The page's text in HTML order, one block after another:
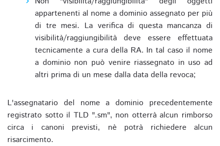
appartenenti al nome a dominio assegnato per più
di tre mesi. La verifica di questa mancanza di
visibilità/raggiungibilità deve essere effettuata
tecnicamente a cura della RA. In tal caso il nome
a dominio non può venire riassegnato in uso ad
altri prima di un mese dalla data della revoca;
L'assegnatario del nome a dominio precedentemente
registrato sotto il TLD ".sm", non otterrà alcun rimborso
circa i canoni previsti, nè potrà richiedere alcun
risarcimento.